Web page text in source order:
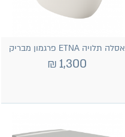
אסלה תלויה ETNA פרגמון מבריק
1,300
₪